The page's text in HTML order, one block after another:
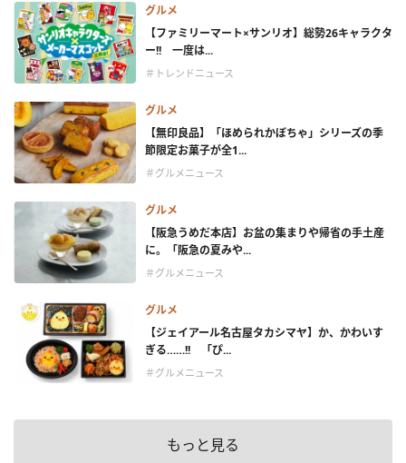
グルメ
【ファミリーマート×サンリオ】総勢26キャラクタ
ー!! 一度は...
＃トレンドニュース
グルメ
【無印良品】「ほめられかぼちゃ」シリーズの季
節限定お菓子が全1...
＃グルメニュース
グルメ
【阪急うめだ本店】お盆の集まりや帰省の手土産
に。「阪急の夏みや...
＃グルメニュース
グルメ
【ジェイアール名古屋タカシマヤ】か、かわいす
ぎる……!! 「ぴ...
＃グルメニュース
もっと見る